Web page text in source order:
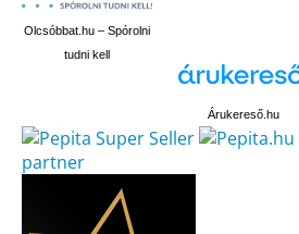
Olcsóbbat.hu – Spórolni
tudni kell
Árukereső.hu
partner